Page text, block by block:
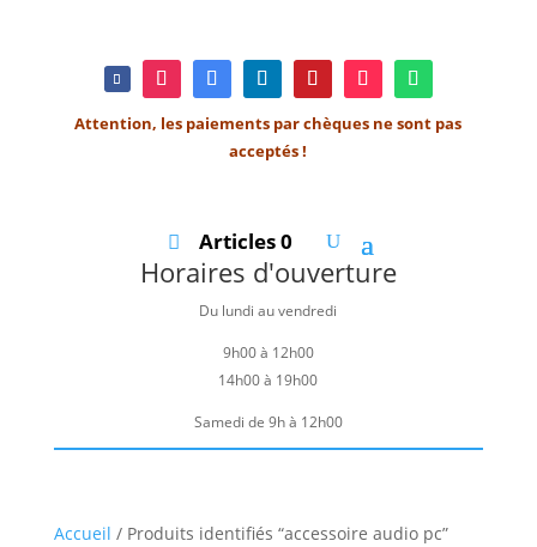
Attention, les paiements par chèques ne sont pas
acceptés !
Articles 0
Horaires d'ouverture
Du lundi au vendredi
9h00 à 12h00
14h00 à 19h00
Samedi de 9h à 12h00
Accueil / Produits identifiés “accessoire audio pc”